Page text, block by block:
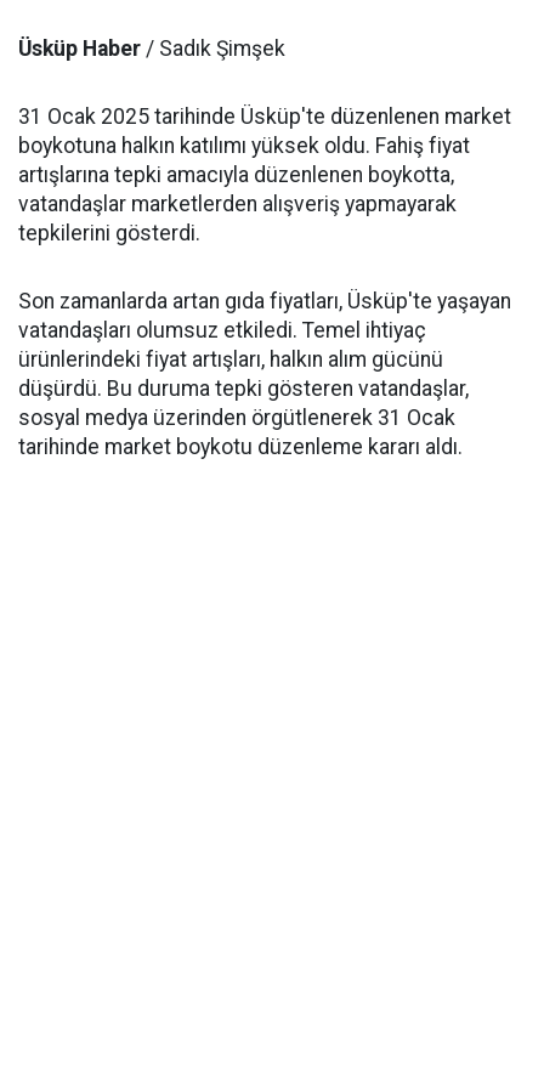
Üsküp Haber / Sadık Şimşek
31 Ocak 2025 tarihinde Üsküp'te düzenlenen market
boykotuna halkın katılımı yüksek oldu. Fahiş fiyat
artışlarına tepki amacıyla düzenlenen boykotta,
vatandaşlar marketlerden alışveriş yapmayarak
tepkilerini gösterdi.
Son zamanlarda artan gıda fiyatları, Üsküp'te yaşayan
vatandaşları olumsuz etkiledi. Temel ihtiyaç
ürünlerindeki fiyat artışları, halkın alım gücünü
düşürdü. Bu duruma tepki gösteren vatandaşlar,
sosyal medya üzerinden örgütlenerek 31 Ocak
tarihinde market boykotu düzenleme kararı aldı.